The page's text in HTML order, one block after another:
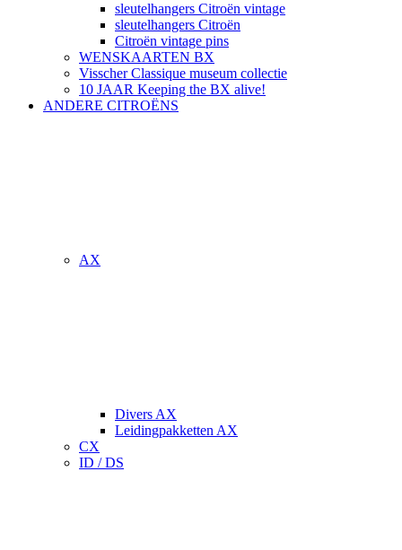
sleutelhangers Citroën vintage
sleutelhangers Citroën
Citroën vintage pins
WENSKAARTEN BX
Visscher Classique museum collectie
10 JAAR Keeping the BX alive!
ANDERE CITROËNS
AX
Divers AX
Leidingpakketten AX
CX
ID / DS